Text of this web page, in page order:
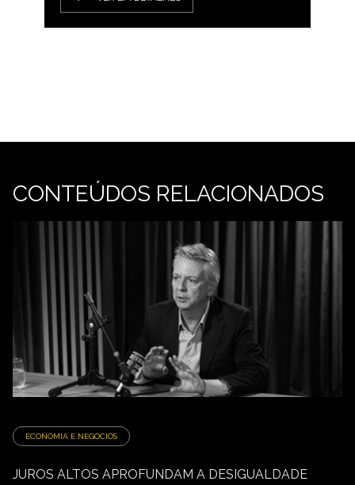
CONTEÚDOS RELACIONADOS
ECONOMIA E NEGÓCIOS
JUROS ALTOS APROFUNDAM A DESIGUALDADE